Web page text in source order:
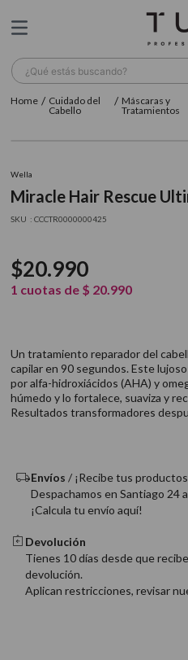
¿Qué estás buscando?
Cuidado del
Cabello
Máscaras y
Tratamientos
Wella
Miracle Hair Rescue
: CCCTR0000000425
$20.990
1 cuotas de $ 20.990
Un tratamiento reparador del
capilar en 90 segundos. Este
por alfa-hidroxiácidos (AHA) y
húmedo y lo fortalece, suaviza y
Resultados transformadores
Envíos / ¡Recibe tus
Despachamos en Santiago 24
¡Calcula tu envío aquí!
Devolución
Tienes 10 días desde que
devolución.
Aplican restricciones, revisar
TÉRMINOS MÁS BUSCADOS
3. farmavita
5. cepillo
6. gama
9 . acondicionador
10. protector térmico